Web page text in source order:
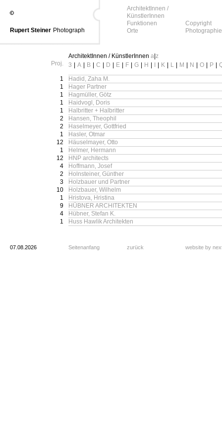
Rupert Steiner Photograph
ArchitektInnen /
KünstlerInnen
Funktionen
Orte
Copyright
Photographie
ArchitektInnen / KünstlerInnen a z
Proj.
3 A B C D E F G H K L M N O P
1
Hadid, Zaha M.
1
Hager Partner
1
Hagmüller, Götz
1
Haidvogl, Doris
1
Halbritter + Halbritter
2
Hansen, Theophil
2
Haselmeyer, Gottfried
1
Hasler, Otmar
12
Häuselmayer, Otto
1
Helmer, Hermann
12
HNP architects
4
Hoffmann, Josef
2
Holnsteiner, Günther
3
Holzbauer und Partner
10
Holzbauer, Wilhelm
1
Hristova, Hristina
9
HÜBNER ARCHITEKTEN
4
Hübner, Stefan K.
1
Huss Hawlik Architekten
07.08.2026 Seitenanfang zurück website by